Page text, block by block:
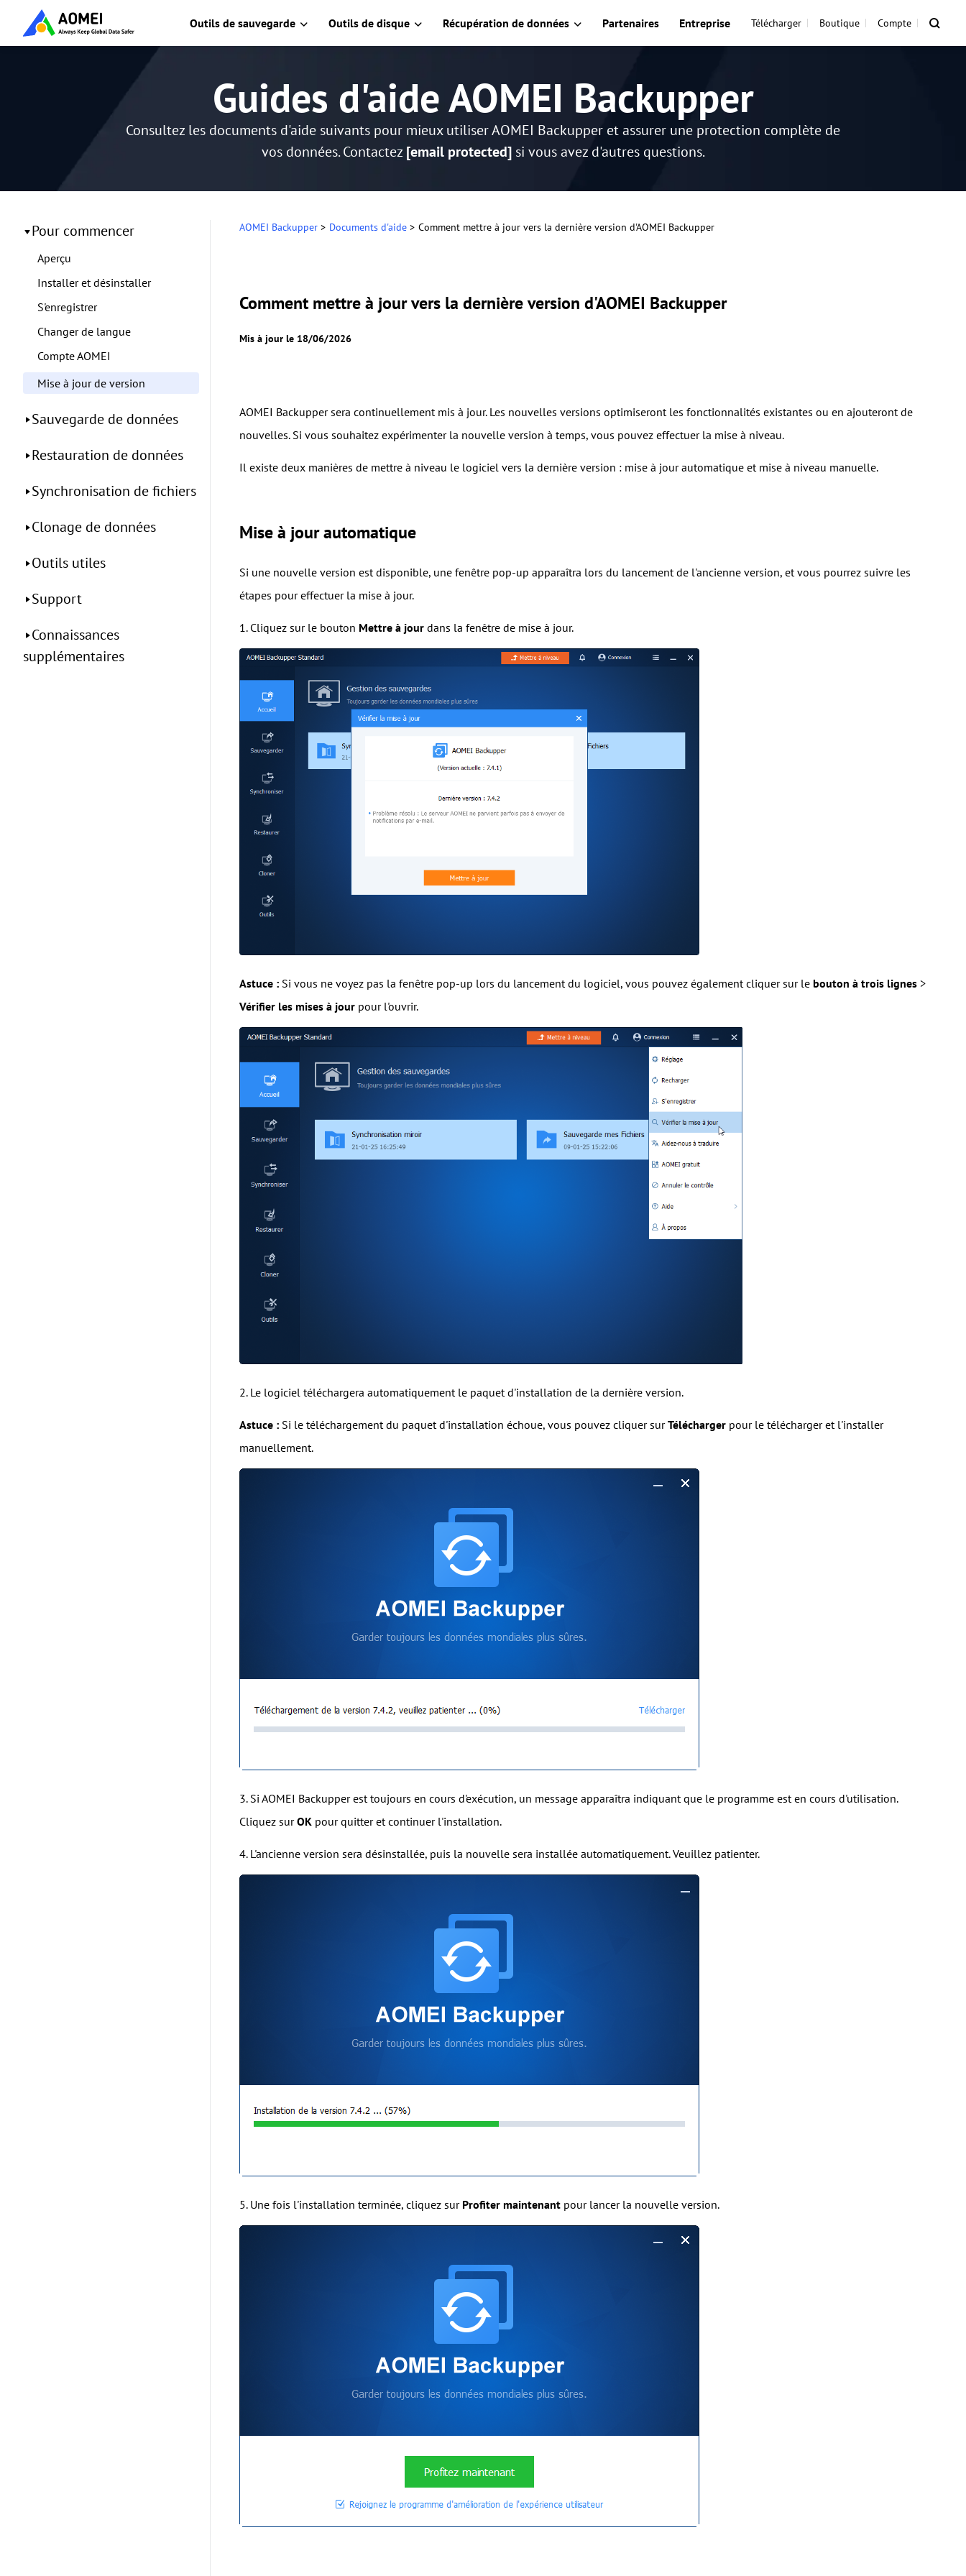
Outils de sauvegarde Outils de disque Récupération de données Partenaires Entreprise Télécharger Boutique Compte
Guides d'aide AOMEI Backupper
Consultez les documents d'aide suivants pour mieux utiliser AOMEI Backupper et assurer une protection complète de
vos données. Contactez [email protected]si vous avez d'autres questions.
Pour commencer
Aperçu
Installer et désinstaller
S'enregistrer
Changer de langue
Compte AOMEI
Mise à jour de version
Sauvegarde de données
Restauration de données
Synchronisation de fichiers
Clonage de données
Outils utiles
Support
Connaissances
supplémentaires
AOMEI Backupper > Documents d'aide > Comment mettre à jour vers la dernière version d'AOMEI Backupper
Comment mettre à jour vers la dernière version d'AOMEI Backupper
Mis à jour le 18/06/2026
AOMEI Backupper sera continuellement mis à jour. Les nouvelles versions optimiseront les fonctionnalités existantes ou en ajouteront de
nouvelles. Si vous souhaitez expérimenter la nouvelle version à temps, vous pouvez effectuer la mise à niveau.
Il existe deux manières de mettre à niveau le logiciel vers la dernière version : mise à jour automatique et mise à niveau manuelle.
Mise à jour automatique
Si une nouvelle version est disponible, une fenêtre pop-up apparaîtra lors du lancement de l'ancienne version, et vous pourrez suivre les
étapes pour effectuer la mise à jour.
1. Cliquez sur le bouton Mettre à jour dans la fenêtre de mise à jour.
Astuce : Si vous ne voyez pas la fenêtre pop-up lors du lancement du logiciel, vous pouvez également cliquer sur le bouton à trois lignes >
Vérifier les mises à jour pour l'ouvrir.
2. Le logiciel téléchargera automatiquement le paquet d'installation de la dernière version.
Astuce : Si le téléchargement du paquet d'installation échoue, vous pouvez cliquer surTélécharger pour le télécharger et l'installer
manuellement.
3. Si AOMEI Backupper est toujours en cours d'exécution, un message apparaîtra indiquant que le programme est en cours d'utilisation.
Cliquez surOK pour quitter et continuer l'installation.
4. L'ancienne version sera désinstallée, puis la nouvelle sera installée automatiquement. Veuillez patienter.
5. Une fois l'installation terminée, cliquez sur Profiter maintenant pour lancer la nouvelle version.